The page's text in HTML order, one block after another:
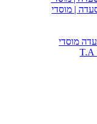
| מוסדי
מוסדי